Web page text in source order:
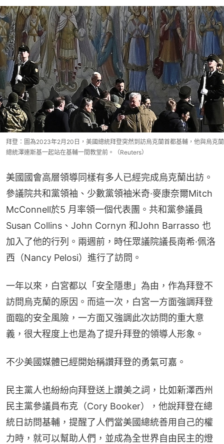
拜登：圖為2023年2月20日，美國總統拜登突然到訪烏克蘭首都基輔，他與烏克蘭
總統澤連斯基一起站在基輔一間教堂前。（Reuters）
美國國會高層領導同樣有多人已經完成烏克蘭出訪。
參議院共和黨領袖、少數黨領袖米奇·麥康奈爾Mitch
McConnell於5 月率領一個代表團。共和黨參議員
Susan Collins、John Cornyn 和John Barrasso 也
加入了他的行列。兩週前，時任眾議院議長南希·佩洛
西（Nancy Pelosi）進行了訪問。
一年以來，白宮都以「安全隱患」為由，作為拜登不
訪問烏克蘭的原因。而這一次，白宮一方面強調拜登
面臨的安全風險，一方面又強調此次訪問的重大意
義，很大程度上也是為了提升拜登的領導人形象。
不少美國媒體已經開始稱讚拜登的勇氣可嘉。
民主黨人也紛紛向拜登送上讚美之詞，比如新澤西州
民主黨參議員布克（Cory Booker），他說拜登在總
統日訪問基輔，提醒了人們當美國總統善用自己的權
力時，就可以幫助人們，並成為全世界自由民主的燈